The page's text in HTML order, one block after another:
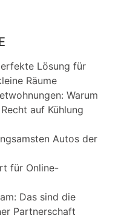
Lösung für
Räume
Warum
auf Kühlung
Autos der
für Online-
Das sind die
Partnerschaft